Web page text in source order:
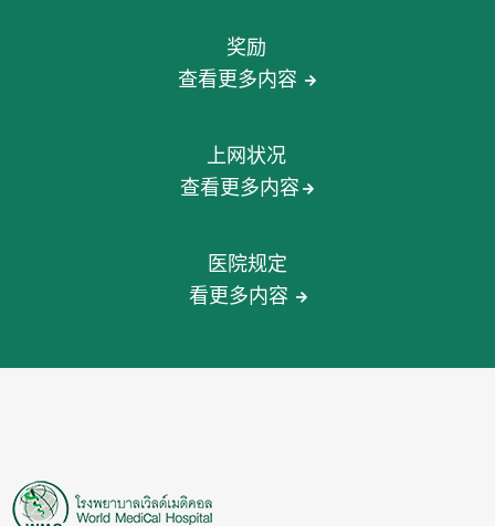
奖励
查看更多内容
上网状况
查看更多内容
医院规定
看更多内容